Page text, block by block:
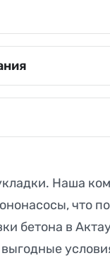
Наша
что
бетона в